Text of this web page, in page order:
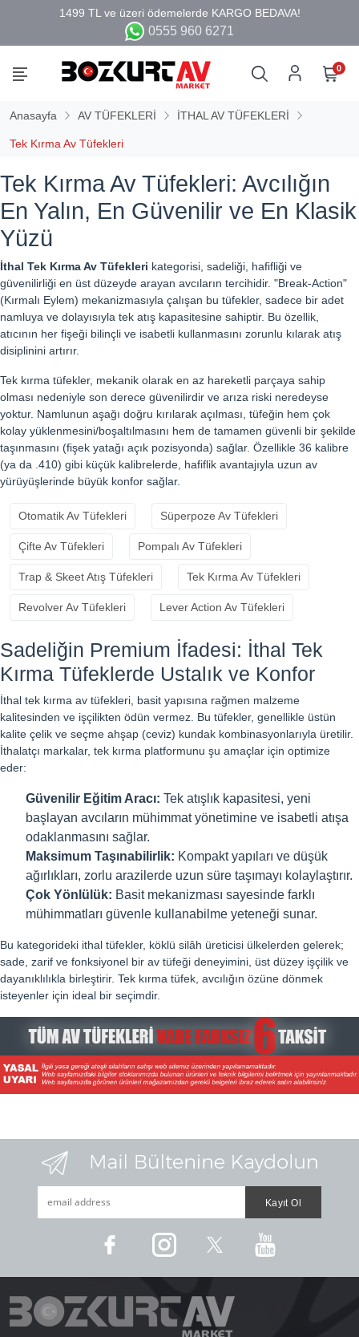
0555 960 6271
0
Anasayfa AV TÜFEKLERİ İTHAL AV TÜFEKLERİ
Tek Kırma Av Tüfekleri
Tek Kırma Av Tüfekleri: Avcılığın
En Yalın, En Güvenilir ve En Klasik
Yüzü
İthal Tek Kırma Av Tüfekleri kategorisi, sadeliği, hafifliği ve
güvenilirliği en üst düzeyde arayan avcıların tercihidir. "Break-Action"
(Kırmalı Eylem) mekanizmasıyla çalışan bu tüfekler, sadece bir adet
namluya ve dolayısıyla tek atış kapasitesine sahiptir. Bu özellik,
atıcının her fişeği bilinçli ve isabetli kullanmasını zorunlu kılarak atış
disiplinini artırır.
Tek kırma tüfekler, mekanik olarak en az hareketli parçaya sahip
olması nedeniyle son derece güvenilirdir ve arıza riski neredeyse
yoktur. Namlunun aşağı doğru kırılarak açılması, tüfeğin hem çok
kolay yüklenmesini/boşaltılmasını hem de tamamen güvenli bir şekilde
taşınmasını (fişek yatağı açık pozisyonda) sağlar. Özellikle 36 kalibre
(ya da .410) gibi küçük kalibrelerde, hafiflik avantajıyla uzun av
yürüyüşlerinde büyük konfor sağlar.
Otomatik Av Tüfekleri Süperpoze Av Tüfekleri
Çifte Av Tüfekleri Pompalı Av Tüfekleri
Trap & Skeet Atış Tüfekleri Tek Kırma Av Tüfekleri
Revolver Av Tüfekleri Lever Action Av Tüfekleri
Sadeliğin Premium İfadesi: İthal Tek
Kırma Tüfeklerde Ustalık ve Konfor
İthal tek kırma av tüfekleri, basit yapısına rağmen malzeme
kalitesinden ve işçilikten ödün vermez. Bu tüfekler, genellikle üstün
kalite çelik ve seçme ahşap (ceviz) kundak kombinasyonlarıyla üretilir.
İthalatçı markalar, tek kırma platformunu şu amaçlar için optimize
eder:
Güvenilir Eğitim Aracı: Tek atışlık kapasitesi, yeni
başlayan avcıların mühimmat yönetimine ve isabetli atışa
odaklanmasını sağlar.
Maksimum Taşınabilirlik: Kompakt yapıları ve düşük
ağırlıkları, zorlu arazilerde uzun süre taşımayı kolaylaştırır.
Çok Yönlülük: Basit mekanizması sayesinde farklı
mühimmatları güvenle kullanabilme yeteneği sunar.
Bu kategorideki ithal tüfekler, köklü silâh üreticisi ülkelerden gelerek;
sade, zarif ve fonksiyonel bir av tüfeği deneyimini, üst düzey işçilik ve
dayanıklılıkla birleştirir. Tek kırma tüfek, avcılığın özüne dönmek
isteyenler için ideal bir seçimdir.